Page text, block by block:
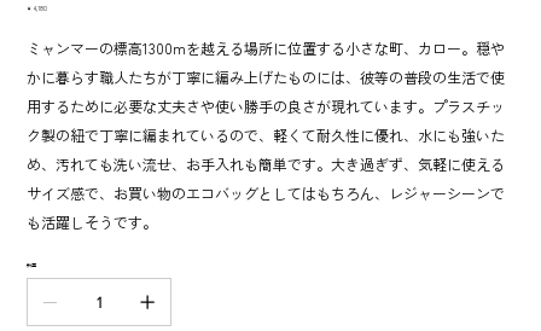
価
￥4,180
ミャンマーの標高1300mを越える場所に位置する小さな町、カロー。穏や
かに暮らす職人たちが丁寧に編み上げたものには、彼等の普段の生活で使
用するために必要な丈夫さや使い勝手の良さが現れています。プラスチッ
ク製の紐で丁寧に編まれているので、軽くて耐久性に優れ、水にも強いた
め、汚れても洗い流せ、お手入れも簡単です。大き過ぎず、気軽に使える
サイズ感で、お買い物のエコバッグとしてはもちろん、レジャーシーンで
も活躍しそうです。
数量